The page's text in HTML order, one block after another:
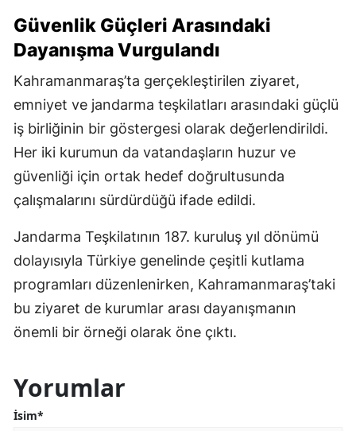
Güvenlik Güçleri Arasındaki
Dayanışma Vurgulandı
Kahramanmaraş’ta gerçekleştirilen ziyaret,
emniyet ve jandarma teşkilatları arasındaki güçlü
iş birliğinin bir göstergesi olarak değerlendirildi.
Her iki kurumun da vatandaşların huzur ve
güvenliği için ortak hedef doğrultusunda
çalışmalarını sürdürdüğü ifade edildi.
Jandarma Teşkilatının 187. kuruluş yıl dönümü
dolayısıyla Türkiye genelinde çeşitli kutlama
programları düzenlenirken, Kahramanmaraş’taki
bu ziyaret de kurumlar arası dayanışmanın
önemli bir örneği olarak öne çıktı.
Yorumlar
İsim*